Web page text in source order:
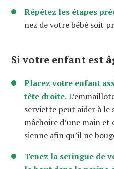
Répétez les étapes
nez de votre bébé soit
Si votre enfant est
Placez votre enfant
tête droite.
serviette peut aider à le
mâchoire d’une main
sienne afin qu’il ne
Tenez la seringue de